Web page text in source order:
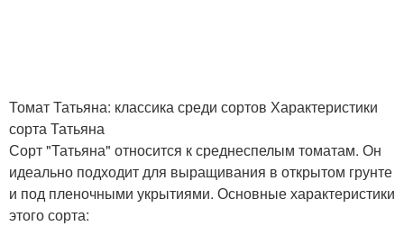
Томат Татьяна: классика среди сортов Характеристики
сорта Татьяна
Сорт "Татьяна" относится к среднеспелым томатам. Он
идеально подходит для выращивания в открытом грунте
и под пленочными укрытиями. Основные характеристики
этого сорта: